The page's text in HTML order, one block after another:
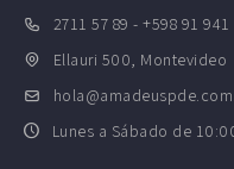
2711 57 89 - +598 91 941
Ellauri 500, Montevideo
Lunes a Sábado de